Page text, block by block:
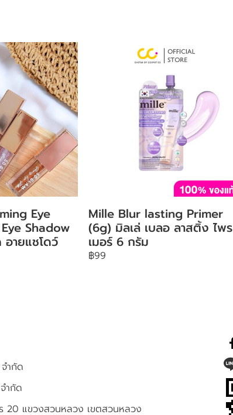
Eye
Shadow
ายแชโดว์
Mille Blur lasting Primer
(6g) มิลเล่ เบลอ ลาสติ้ง ไพร
เมอร์ 6 กรัม
฿99
ำกัด
ำกัด
20 แขวงสวนหลวง เขตสวนหลวง